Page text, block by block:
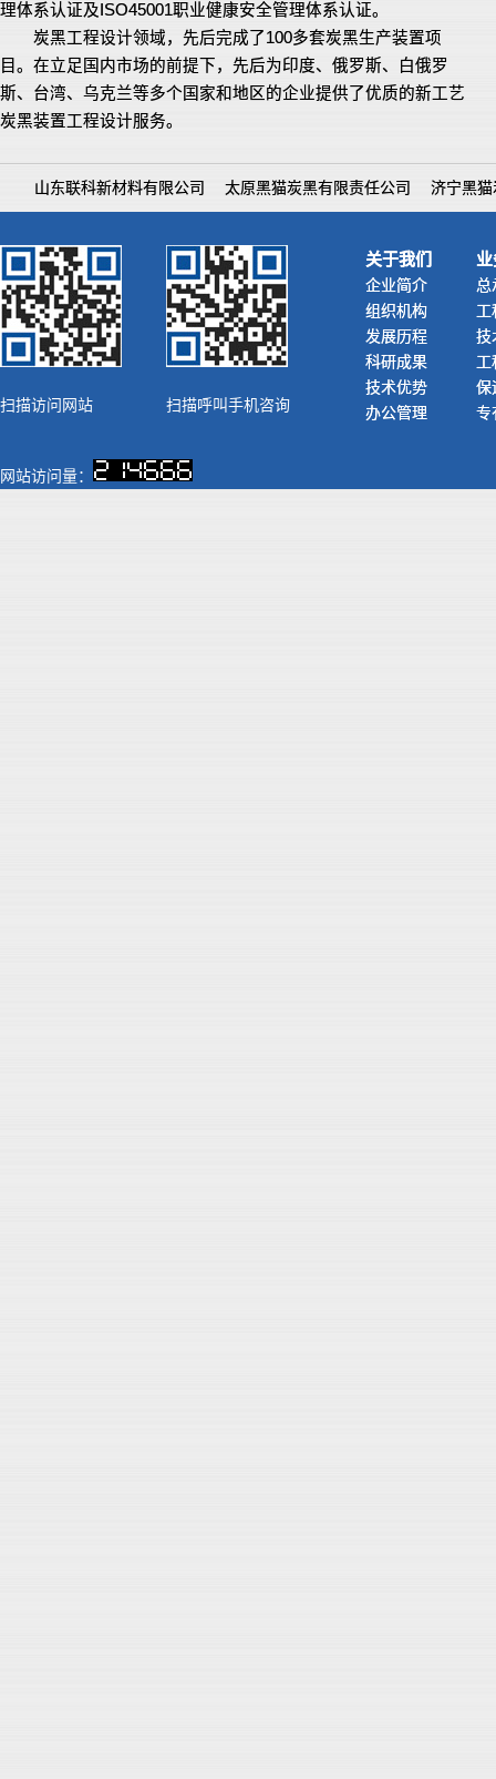
理体系认证及ISO45001职业健康安全管理体系认证。
炭黑工程设计领域，先后完成了100多套炭黑生产装置项
目。在立足国内市场的前提下，先后为印度、俄罗斯、白俄罗
斯、台湾、乌克兰等多个国家和地区的企业提供了优质的新工艺
炭黑装置工程设计服务。
山东联科新材料有限公司 太原黑猫炭黑有限责任公司 济宁黑
扫描访问网站 扫描呼叫手机咨询
关于我们
企业简介
组织机构
发展历程
科研成果
技术优势
办公管理
总
工
技
工
保
专
网站访问量：